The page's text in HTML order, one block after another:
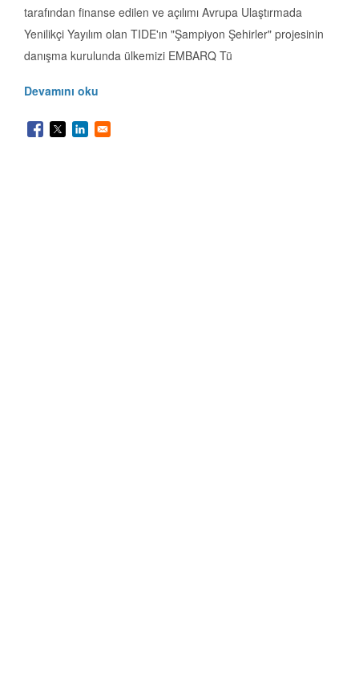
tarafından finanse edilen ve açılımı Avrupa Ulaştırmada
Yenilikçi Yayılım olan TIDE'ın "Şampiyon Şehirler" projesinin
danışma kurulunda ülkemizi EMBARQ Tü
Devamını oku